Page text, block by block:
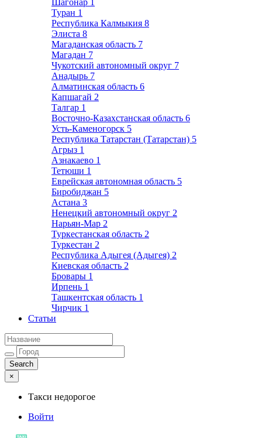
Шагонар 1
Туран 1
Республика Калмыкия 8
Элиста 8
Магаданская область 7
Магадан 7
Чукотский автономный округ 7
Анадырь 7
Алматинская область 6
Капшагай 2
Талгар 1
Восточно-Казахстанская область 6
Усть-Каменогорск 5
Республика Татарстан (Татарстан) 5
Агрыз 1
Азнакаево 1
Тетюши 1
Еврейская автономная область 5
Биробиджан 5
Астана 3
Ненецкий автономный округ 2
Нарьян-Мар 2
Туркестанская область 2
Туркестан 2
Республика Адыгея (Адыгея) 2
Киевская область 2
Бровары 1
Ирпень 1
Ташкентская область 1
Чирчик 1
Статьи
×
Такси недорогое
Войти